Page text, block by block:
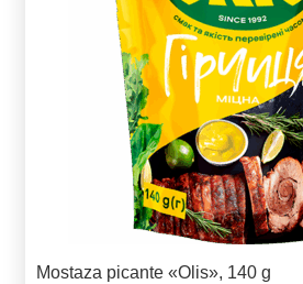
Mostaza picante «Olis», 140 g